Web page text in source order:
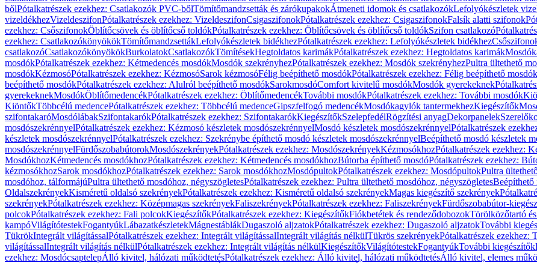
bőlPótalkatrészek ezekhez: Csatlakozók PVC-bőlTömítőmandzsetták és zárókupakokÁtmeneti idomok és csatlakozókLefolyókészletek
vizeldékhezVizeldeszifonPótalkatrészek ezekhez: VizeldeszifonCsigaszifonokPótalkatrészek ezekhez: CsigaszifonokFalsík alatti szifonok
ezekhez: CsőszifonokÖblítőcsövek és öblítőcső toldókPótalkatrészek ezekhez: Öblítőcsövek és öblítőcső toldókSzifon csatlakozó
ezekhez: CsatlakozókönyökökTömítőmandzsettákLefolyókészletek bidékhezPótalkatrészek ezekhez: Lefolyókészletek bidékhez
csatlakozóCsatlakozókönyökökBurkolatokCsatlakozókTömítésekHegtoldatos karimákPótalkatrészek ezekhez: Hegtoldatos karimák
mosdókPótalkatrészek ezekhez: Kétmedencés mosdókMosdók szekrényhezPótalkatrészek ezekhez: Mosdók szekrényhezPultra ültethető
mosdókKézmosóPótalkatrészek ezekhez: KézmosóSarok kézmosóFélig beépíthető mosdókPótalkatrészek ezekhez: Félig beépíthető mosdók
beépíthető mosdókPótalkatrészek ezekhez: Alulról beépíthető mosdókSarokmosdóComfort kivitelű mosdókMosdók gyerekeknek
gyerekeknekMosdókÖblítőmedencékPótalkatrészek ezekhez: ÖblítőmedencékTovábbi mosdókPótalkatrészek ezekhez: További mosdók
KiöntőkTöbbcélú medencePótalkatrészek ezekhez: Többcélú medenceGipszfelfogó medencékMosdókagylók tantermekhezKiegészítők
szifontakaróMosdólábakSzifontakarókPótalkatrészek ezekhez: SzifontakarókKiegészítőkSzelepfedélRögzítési anyagDekorpanelek
mosdószekrénnyelPótalkatrészek ezekhez: Kézmosó készletek mosdószekrénnyelMosdó készletek mosdószekrénnyelPótalkatrészek
készletek mosdószekrénnyelPótalkatrészek ezekhez: Szekrénybe építhető mosdó készletek mosdószekrénnyelBeépíthető mosdó készletek
mosdószekrénnyelFürdőszobabútorokMosdószekrényekPótalkatrészek ezekhez: MosdószekrényekKézmosókhozPótalkatrészek ezekhez:
MosdókhozKétmedencés mosdókhozPótalkatrészek ezekhez: Kétmedencés mosdókhozBútorba építhető mosdóPótalkatrészek ezekhez:
kézmosókhozSarok mosdókhozPótalkatrészek ezekhez: Sarok mosdókhozMosdópultokPótalkatrészek ezekhez: MosdópultokPultra
mosdóhoz, tálformájúPultra ültethető mosdóhoz, négyszögletesPótalkatrészek ezekhez: Pultra ültethető mosdóhoz, négyszögletesBeépíthető
OldalszekrényekKisméretű oldalsó szekrényekPótalkatrészek ezekhez: Kisméretű oldalsó szekrényekMagas kiegészítő szekrények
szekrényekPótalkatrészek ezekhez: Középmagas szekrényekFaliszekrényekPótalkatrészek ezekhez: FaliszekrényekFürdőszobabútor-
polcokPótalkatrészek ezekhez: Fali polcokKiegészítőkPótalkatrészek ezekhez: KiegészítőkFiókbetétek és rendeződobozokTörölközőtartó
kampóVilágítótestekFogantyúkLábazatkészletekMágnestáblákDugaszoló aljzatokPótalkatrészek ezekhez: Dugaszoló aljzatokTovábbi
TükrökIntegrált világítássalPótalkatrészek ezekhez: Integrált világítássalIntegrált világítás nélkülTükrös szekrényekPótalkatrészek ezekhez:
világítássalIntegrált világítás nélkülPótalkatrészek ezekhez: Integrált világítás nélkülKiegészítőkVilágítótestekFogantyúkTovábbi kiegészítők
ezekhez: MosdócsaptelepÁlló kivitel, hálózati működtetésPótalkatrészek ezekhez: Álló kivitel, hálózati működtetésÁlló kivitel, elemes